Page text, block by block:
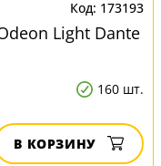
173193
Light Dante
160 шт.
В КОРЗИНУ